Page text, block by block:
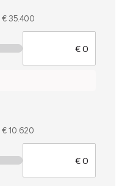
€ 35.400
€ 10.620